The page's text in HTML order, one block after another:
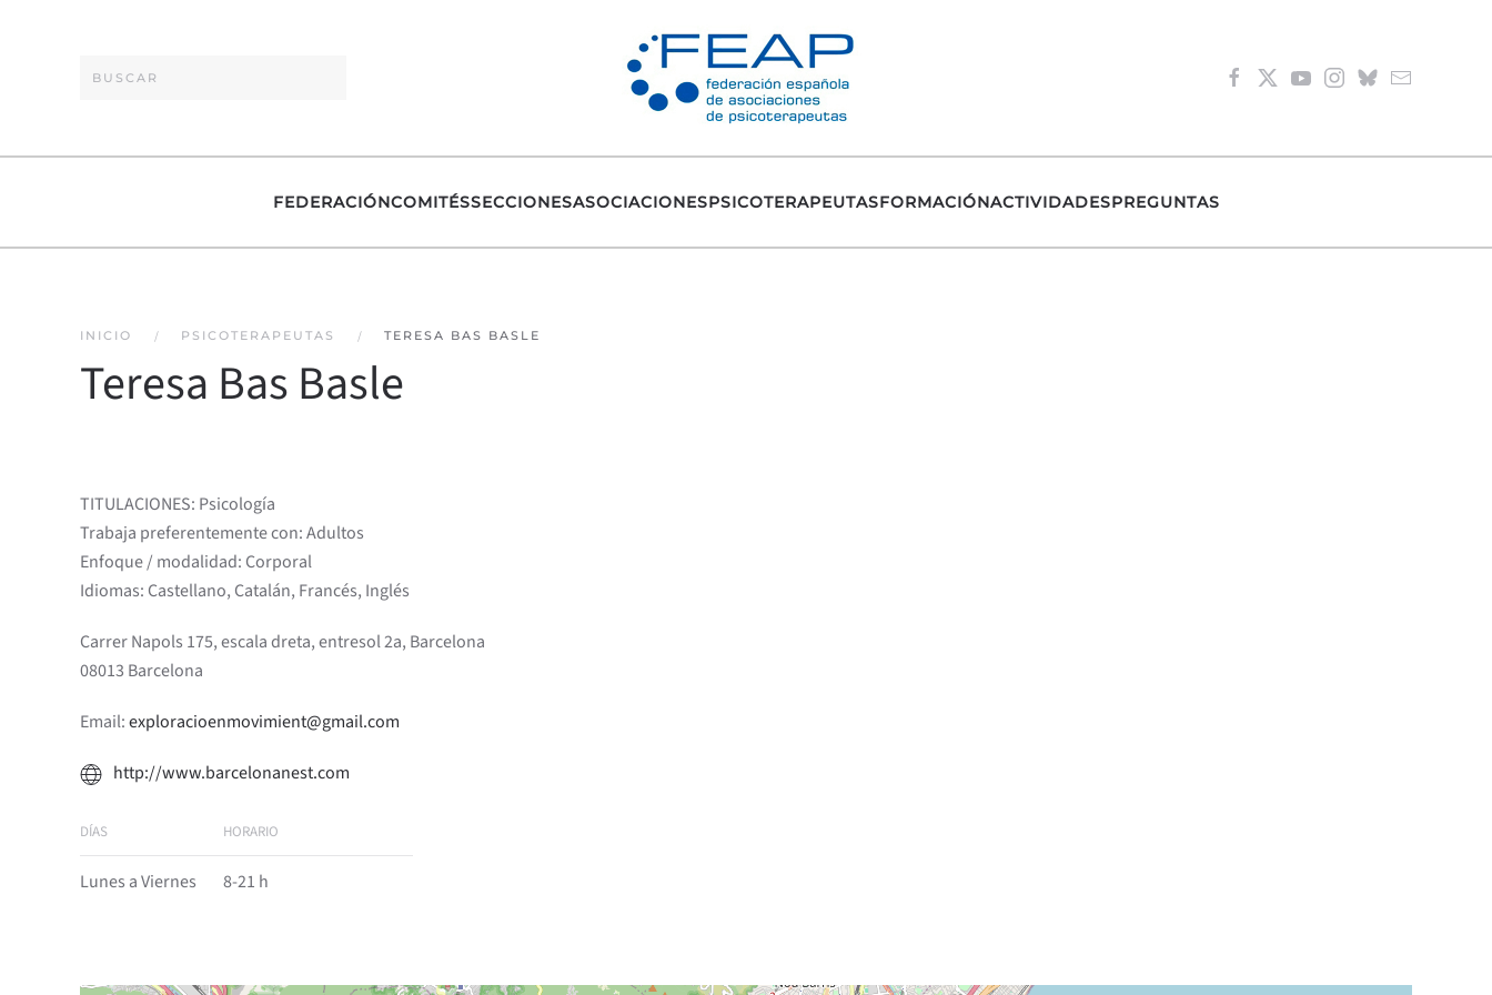
FEDERACIÓNCOMITÉSSECCIONESASOCIACIONESPSICOTERAPEUTASFORMACIÓNACTIVIDADESPREGUNTAS
INICIO PSICOTERAPEUTAS TERESA BAS BASLE
Teresa Bas Basle
TITULACIONES: Psicología
Trabaja preferentemente con: Adultos
Enfoque / modalidad: Corporal
Idiomas: Castellano, Catalán, Francés, Inglés
Carrer Napols 175, escala dreta, entresol 2a, Barcelona
08013 Barcelona
Email:exploracioenmovimient@gmail.com
http://www.barcelonanest.com
DÍAS HORARIO
Lunes a Viernes 8-21 h